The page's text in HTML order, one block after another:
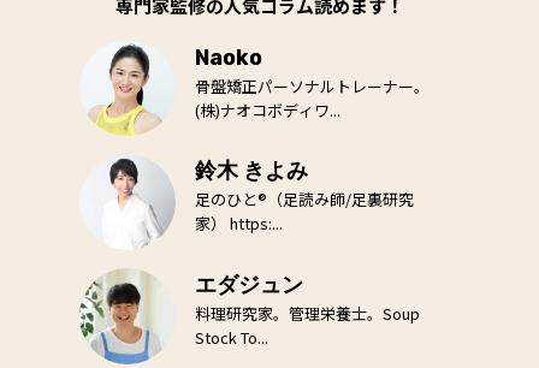
Naoko
骨盤矯正パーソナルトレーナー。
(株)ナオコボディワ...
鈴木 きよみ
足のひと®（足読み師/足裏研究
家） https:...
エダジュン
料理研究家。管理栄養士。Soup
Stock To...